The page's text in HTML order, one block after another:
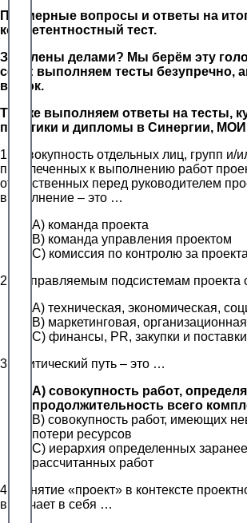
Примерные вопросы и ответы на
компетентностный тест.
Завалены делами? Мы берём эту
себя: выполняем тесты безупречно,
в срок.
Так же выполняем ответы на тесты,
практики и дипломы в Синергии,
1.Совокупность отдельных лиц, групп и/
привлеченных к выполнению работ
ответственных перед руководителем
выполнение – это …
A) команда проекта
B) команда управления проектом
C) комиссия по контролю за
2. К управляемым подсистемам проекта
A) техническая, экономическая,
B) маркетинговая, организационная
C) финансы, PR, закупки и поставки
3. Критический путь – это …
A) совокупность работ,
продолжительность всего
B) совокупность работ, имеющих
потери ресурсов
C) иерархия определенных
рассчитанных работ
4. Понятие «проект» в контексте
включает в себя …